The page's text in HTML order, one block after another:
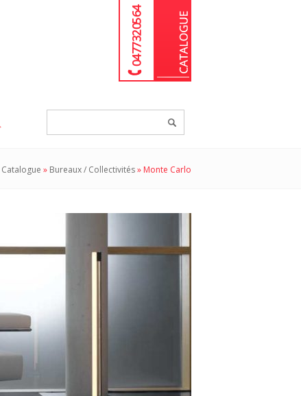
04 77 32 05 64
Catalogue » Bureaux / Collectivités» Monte Carlo